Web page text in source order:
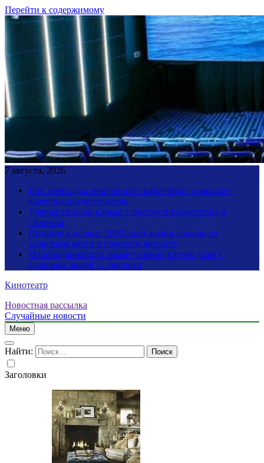
Перейти к содержимому
7 августа, 2026
JIM: пересадка микробиоты кишечника повышает
качество сна через месяц
Ученые связали климат с ростом плоскостопия и
сколиоза
Питание в первые 1000 дней жизни связали со
здоровьем мозга в пожилом возрасте
Малоподвижность ломает химию клеток даже у
здоровых людей — биологи
Кинотеатр
Новостная рассылка
Случайные новости
Меню
Найти:
Заголовки